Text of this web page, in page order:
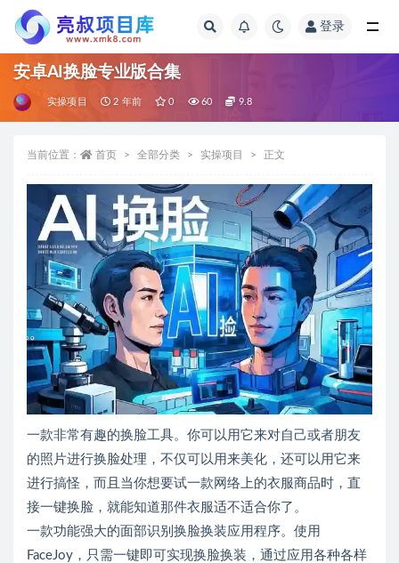
登录
安卓AI换脸专业版合集
实操项目 2 年前 0 60 9.8
当前位置： 首页 全部分类 实操项目 正文
一款非常有趣的换脸工具。你可以用它来对自己或者朋友
的照片进行换脸处理，不仅可以用来美化，还可以用它来
进行搞怪，而且当你想要试一款网络上的衣服商品时，直
接一键换脸，就能知道那件衣服适不适合你了。
一款功能强大的面部识别换脸换装应用程序。使用
FaceJoy，只需一键即可实现换脸换装，通过应用各种各样